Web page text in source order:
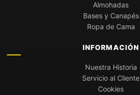
Almohadas
Bases y Canapés
Ropa de Cama
INFORMACIÓN
Nuestra Historia
Servicio al Cliente
Cookies